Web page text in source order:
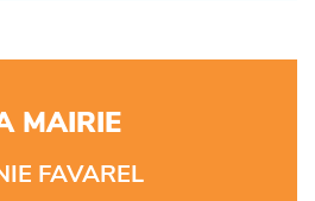
MAIRIE
FAVAREL